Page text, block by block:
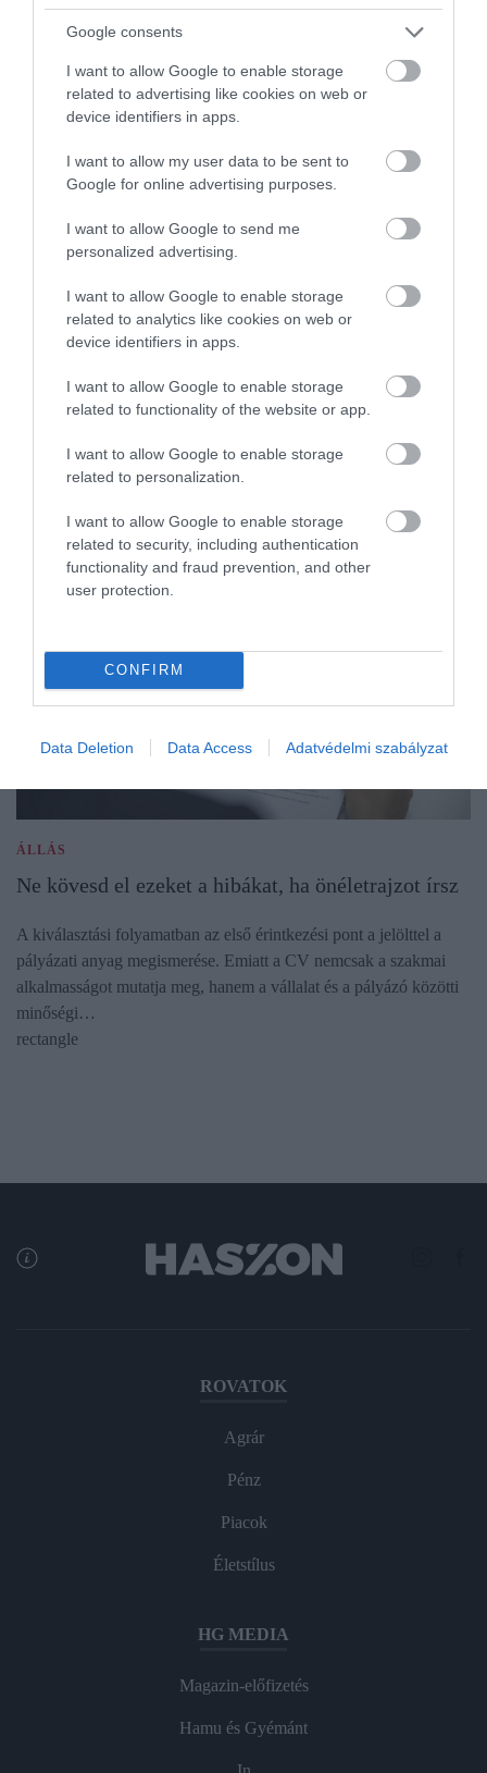
Google consents
I want to allow Google to enable storage
related to advertising like cookies on web or
device identifiers in apps.
I want to allow my user data to be sent to
Google for online advertising purposes.
I want to allow Google to send me
personalized advertising.
I want to allow Google to enable storage
related to analytics like cookies on web or
device identifiers in apps.
I want to allow Google to enable storage
related to functionality of the website or app.
I want to allow Google to enable storage
related to personalization.
I want to allow Google to enable storage
related to security, including authentication
functionality and fraud prevention, and other
user protection.
CONFIRM
Data Deletion Data Access Adatvédelmi szabályzat
Megdöbbentő rekord a legendás autógyártól
Alig mutatták be a Mercedes-AMG új elektromos sportszedánját,
a modell máris letette a névjegyét a világ egyik legkeményebb
versenypályáján. A hárommotoros CLA 45 a Nürburgring
ÁLLÁS
Ne kövesd el ezeket a hibákat, ha önéletrajzot írsz
A kiválasztási folyamatban az első érintkezési pont a jelölttel a
pályázati anyag megismerése. Emiatt a CV nemcsak a szakmai
alkalmasságot mutatja meg, hanem a vállalat és a pályázó közötti
minőségi…
rectangle
ROVATOK
Agrár
Pénz
Piacok
Életstílus
HG MEDIA
Magazin-előfizetés
Hamu és Gyémánt